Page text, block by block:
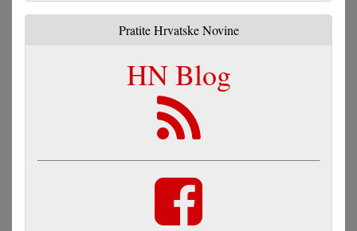
Pratite Hrvatske Novine
HN Blog